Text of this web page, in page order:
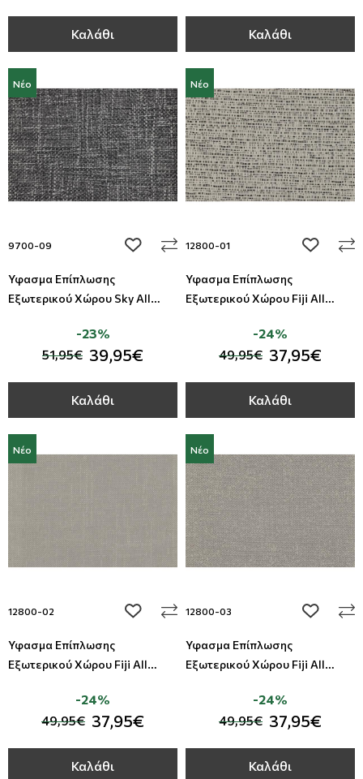
Καλάθι Καλάθι
Νέο
9700-09 add to wishlist
Ύφασμα Επίπλωσης
Εξωτερικού Χώρου Sky All
51,95€ 39,95€
-23%
Καλάθι
Νέο
12800-01 add to
Ύφασμα Επίπλωσης
Εξωτερικού Χώρου Fiji All
49,95€ 37,95€
-24%
Καλάθι
Νέο
12800-02 add to wishlist
Ύφασμα Επίπλωσης
Εξωτερικού Χώρου Fiji All
49,95€ 37,95€
-24%
Καλάθι
Νέο
12800-03 add to
Ύφασμα Επίπλωσης
Εξωτερικού Χώρου Fiji All
49,95€ 37,95€
-24%
Καλάθι